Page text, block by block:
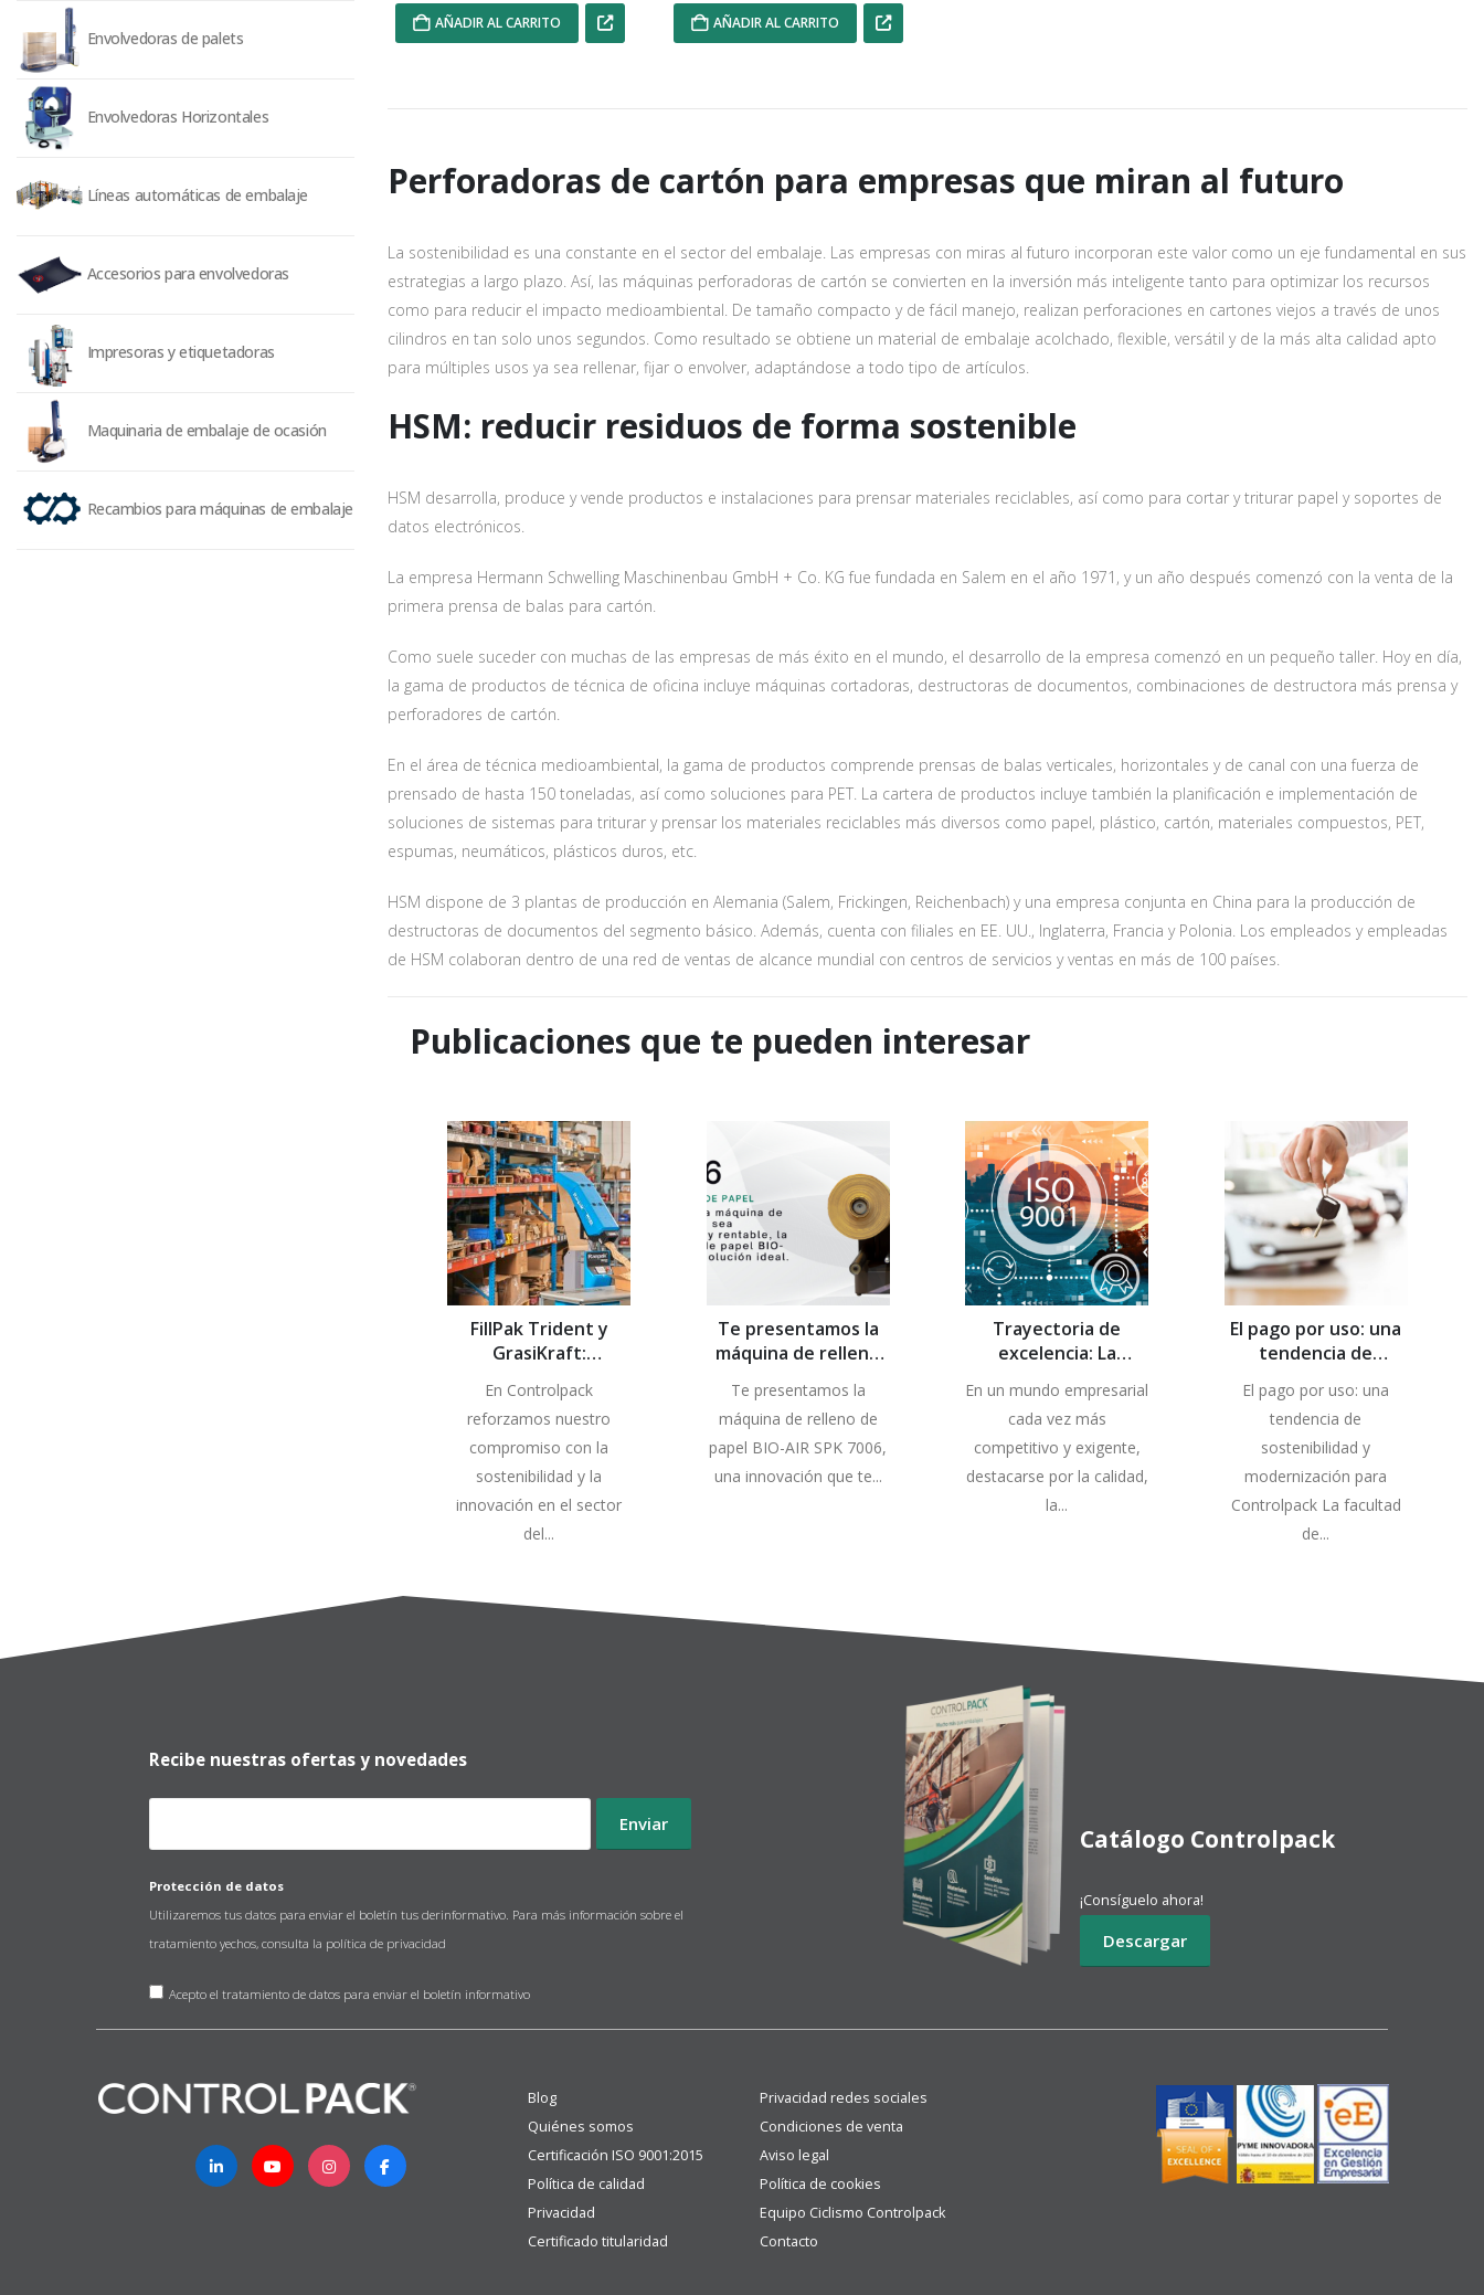
Suscríbete en nuestro newsletter
Obtén un cupón del 7%
*no es acumulable con el descuento del 10% en grandes cantidades
Utilizaremos tus datos para enviar el boletín tus derinformativo. Para más información
sobre el tratamiento yechos, consulta la política de privacidad
Acepto el tratamiento de datos para enviar el boletín informativo
era:
1.550,00 €.
es:
1.395,00 €.
AÑADIR AL CARRITO era:
4.366,00 €.
es:
4.235,00 €.
AÑADIR AL CARRITO
Perforadoras de cartón para empresas que miran al futuro
La sostenibilidad es una constante en el sector del embalaje. Las empresas con miras al futuro incorporan este valor como un eje fundamental en sus
estrategias a largo plazo. Así, las máquinas perforadoras de cartón se convierten en la inversión más inteligente tanto para optimizar los recursos
como para reducir el impacto medioambiental. De tamaño compacto y de fácil manejo, realizan perforaciones en cartones viejos a través de unos
cilindros en tan solo unos segundos. Como resultado se obtiene un material de embalaje acolchado, flexible, versátil y de la más alta calidad apto
para múltiples usos ya sea rellenar, fijar o envolver, adaptándose a todo tipo de artículos.
HSM: reducir residuos de forma sostenible
HSM desarrolla, produce y vende productos e instalaciones para prensar materiales reciclables, así como para cortar y triturar papel y soportes de
datos electrónicos.
La empresa Hermann Schwelling Maschinenbau GmbH + Co. KG fue fundada en Salem en el año 1971, y un año después comenzó con la venta de la
primera prensa de balas para cartón.
Como suele suceder con muchas de las empresas de más éxito en el mundo, el desarrollo de la empresa comenzó en un pequeño taller. Hoy en día,
la gama de productos de técnica de oficina incluye máquinas cortadoras, destructoras de documentos, combinaciones de destructora más prensa y
perforadores de cartón.
En el área de técnica medioambiental, la gama de productos comprende prensas de balas verticales, horizontales y de canal con una fuerza de
prensado de hasta 150 toneladas, así como soluciones para PET. La cartera de productos incluye también la planificación e implementación de
soluciones de sistemas para triturar y prensar los materiales reciclables más diversos como papel, plástico, cartón, materiales compuestos, PET,
espumas, neumáticos, plásticos duros, etc.
HSM dispone de 3 plantas de producción en Alemania (Salem, Frickingen, Reichenbach) y una empresa conjunta en China para la producción de
destructoras de documentos del segmento básico. Además, cuenta con filiales en EE. UU., Inglaterra, Francia y Polonia. Los empleados y empleadas
de HSM colaboran dentro de una red de ventas de alcance mundial con centros de servicios y ventas en más de 100 países.
Publicaciones que te pueden interesar
FillPak Trident y
GrasiKraft:
ecológicas en
Controlpack
En Controlpack
reforzamos nuestro
compromiso con la
sostenibilidad y la
innovación en el sector
del...
Te presentamos la
máquina de relleno
7006
Te presentamos la
máquina de relleno de
papel BIO-AIR SPK 7006,
una innovación que te...
Trayectoria de
excelencia: La
perdura en
Controlpack
En un mundo empresarial
cada vez más
competitivo y exigente,
destacarse por la calidad,
la...
El pago por uso: una
tendencia de
modernización para
Controlpack
El pago por uso: una
tendencia de
sostenibilidad y
modernización para
Controlpack La facultad
de...
Envolvedoras de palets
Envolvedoras Horizontales
Líneas automáticas de embalaje
Accesorios para envolvedoras
Impresoras y etiquetadoras
Maquinaria de embalaje de ocasión
Recambios para máquinas de embalaje
Recibe nuestras ofertas y novedades
Protección de datos
Utilizaremos tus datos para enviar el boletín tus derinformativo. Para más información sobre el
tratamiento yechos, consulta la política de privacidad
Acepto el tratamiento de datos para enviar el boletín informativo
Catálogo Controlpack
¡Consíguelo ahora!
Blog
Quiénes somos
Certificación ISO 9001:2015
Política de calidad
Privacidad
Certificado titularidad
Privacidad redes sociales
Condiciones de venta
Aviso legal
Política de cookies
Equipo Ciclismo Controlpack
Contacto